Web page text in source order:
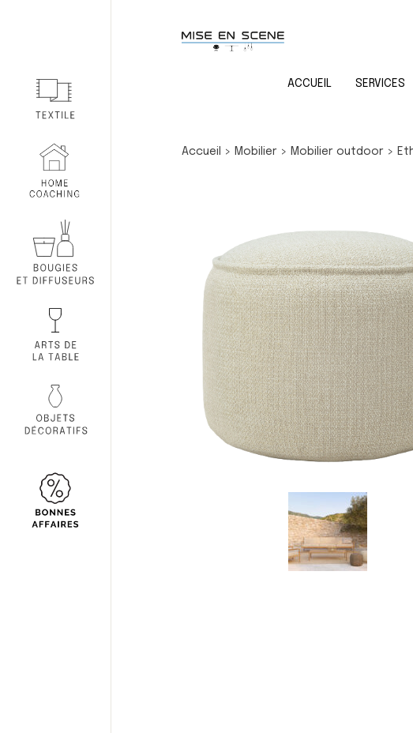
ACCUEIL SERVICES
Accueil > Mobilier > Mobilier outdoor >